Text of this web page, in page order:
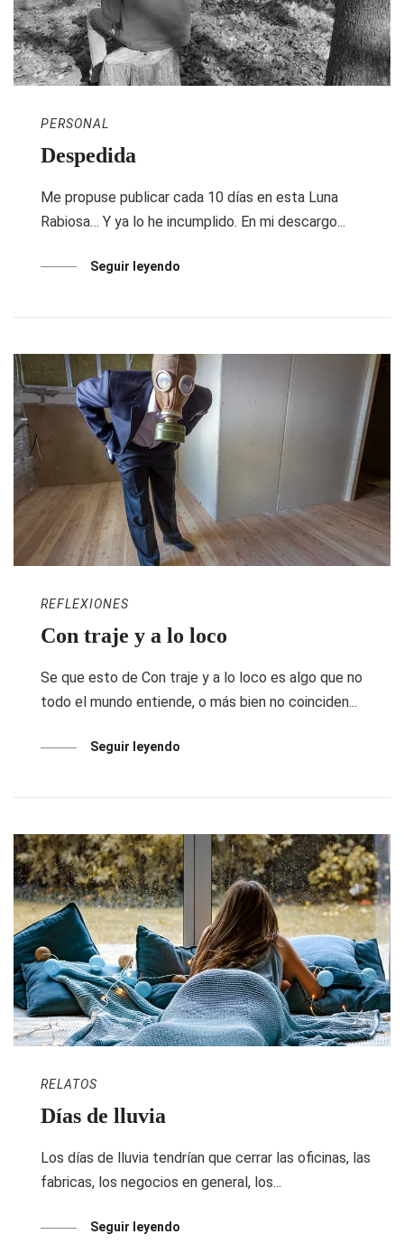
PERSONAL
Despedida
Me propuse publicar cada 10 días en esta Luna
Rabiosa… Y ya lo he incumplido. En mi descargo...
Seguir leyendo
REFLEXIONES
Con traje y a lo loco
Se que esto de Con traje y a lo loco es algo que no
todo el mundo entiende, o más bien no coinciden...
Seguir leyendo
RELATOS
Días de lluvia
Los días de lluvia tendrían que cerrar las oficinas, las
fabricas, los negocios en general, los...
Seguir leyendo